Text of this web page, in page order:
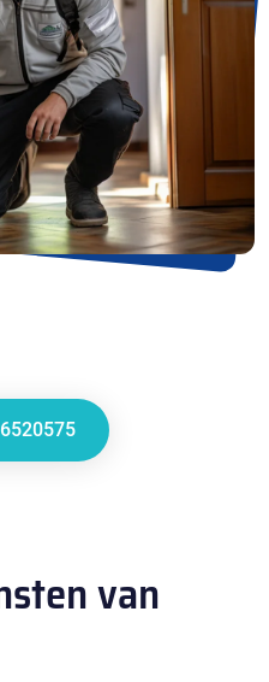
van